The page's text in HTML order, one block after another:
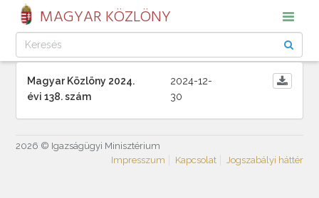
MAGYAR KÖZLÖNY
Magyar Közlöny 2024.
évi 138. szám
2024-12-
30
2026 © Igazságügyi Minisztérium
Impresszum
Kapcsolat Jogszabályi háttér